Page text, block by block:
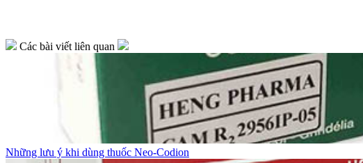
Các bài viết liên quan
Những lưu ý khi dùng thuốc Neo-Codion